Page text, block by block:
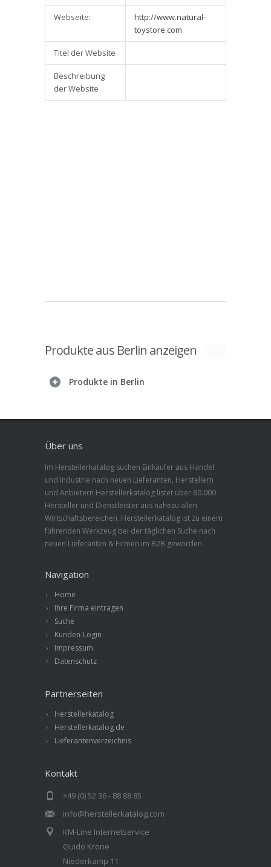
Webseite:
http://www.natural-
toystore.com
Titel der Website
Beschreibung
der Website
Produkte aus Berlin anzeigen
Produkte in Berlin
Über uns
Im Herstellerkatalog suchen Einkäufer aus Handel
und Industrie nach neuen Lieferanten, Herstellern
und Anbietern Herstellerkatalog listet über 80.000
Hersteller und Dienstleister aus nahezu allen
Wirtschaftsbereichen. Herstellerkatalog ist zu einem
führenden Werkzeug bei der täglichen Suche nach
neuen Lieferanten & Firmen im B2B geworden.
Navigation
Home
Ihre Firma eintragen
Suche
Kunden-Login
Impressum
Datenschutz
Partnerseiten
Herstellerkatalog
Herstellerkatalog.de
Lieferantenverzeichnis
Kontakt
+49 (0) 52 36 - 88 88 85
info@herstellerkatalog.com
KM-Line Internetservice
Guido Krone
Niederkamp 11